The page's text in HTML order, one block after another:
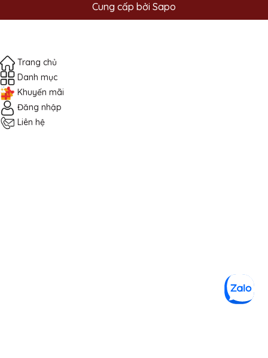
Cung cấp bởi Sapo
Trang chủ
Danh mục
Khuyến mãi
Đăng nhập
Liên hệ